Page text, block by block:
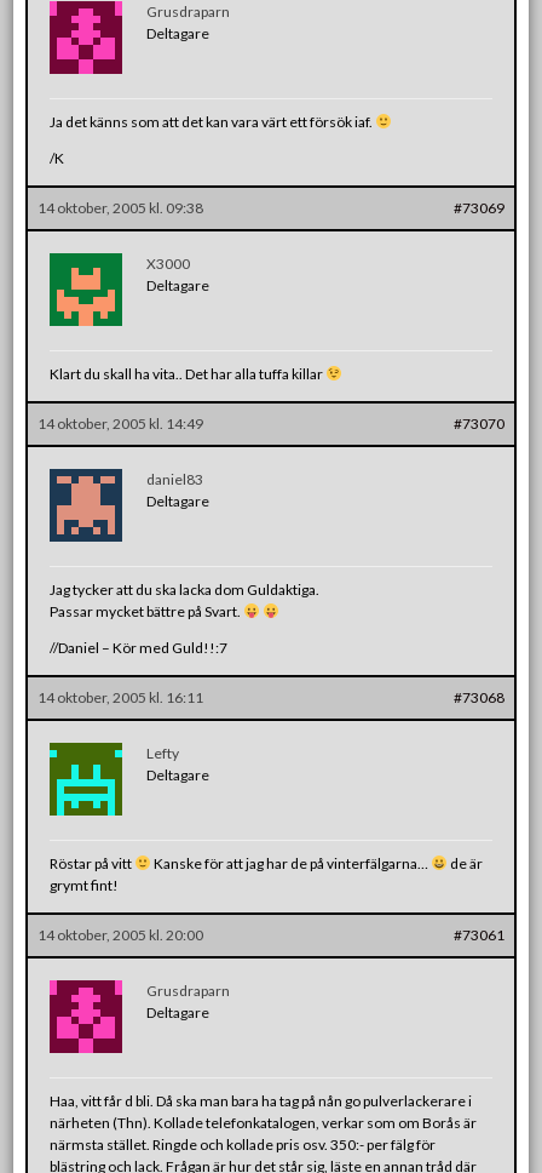
Grusdraparn
Deltagare
Ja det känns som att det kan vara värt ett försök iaf.
/K
14 oktober, 2005 kl. 09:38 #73069
X3000
Deltagare
Klart du skall ha vita.. Det har alla tuffa killar
14 oktober, 2005 kl. 14:49 #73070
daniel83
Deltagare
Jag tycker att du ska lacka dom Guldaktiga.
Passar mycket bättre på Svart.
//Daniel – Kör med Guld!!:7
14 oktober, 2005 kl. 16:11 #73068
Lefty
Deltagare
Röstar på vitt Kanske för att jag har de på vinterfälgarna…
de är
grymt fint!
14 oktober, 2005 kl. 20:00 #73061
Grusdraparn
Deltagare
Haa, vitt får d bli. Då ska man bara ha tag på nån go pulverlackerare i
närheten (Thn). Kollade telefonkatalogen, verkar som om Borås är
närmsta stället. Ringde och kollade pris osv. 350:- per fälg för
blästring och lack. Frågan är hur det står sig, läste en annan tråd där